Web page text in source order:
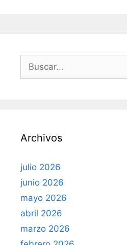
:Archivos
julio 2026
junio 2026
mayo 2026
abril 2026
marzo 2026